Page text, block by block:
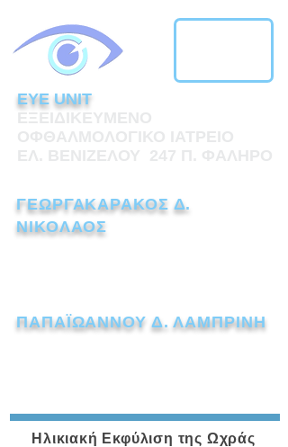
EYE UNIT
ΓΕΩΡΓΑΚΑΡΑΚΟΣ Δ.
ΝΙΚΟΛΑΟΣ
ΠΑΠΑΪΩΑΝΝΟΥ Δ. ΛΑΜΠΡΙΝΗ
Ηλικιακή Εκφύλιση της Ωχράς